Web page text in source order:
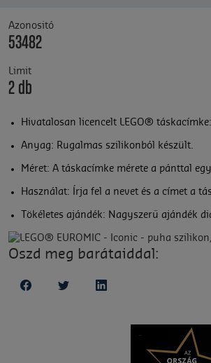
Azonositó
53482
Limit
2 db
Hivatalosan licencelt LEGO®
Anyag: Rugalmas szilikonból készült.
Méret: A táskacímke mérete a pánttal
Használat: Írja fel a nevet és a címet a
Tökéletes ajándék: Nagyszerű ajándék
Oszd meg barátaiddal: